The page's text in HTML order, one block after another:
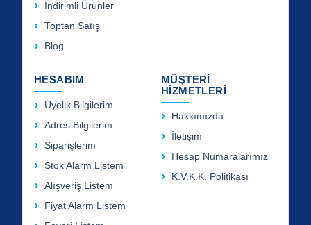
İndirimli Ürünler
Toptan Satış
Blog
HESABIM
Üyelik Bilgilerim
Adres Bilgilerim
Siparişlerim
Stok Alarm Listem
Alışveriş Listem
Fiyat Alarm Listem
MÜŞTERİ
HİZMETLERİ
Hakkımızda
İletişim
Hesap Numaralarımız
K.V.K.K. Politikası